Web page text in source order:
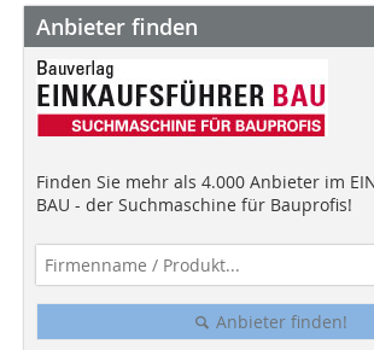
Anbieter finden
Finden Sie mehr als 4.000 Anbieter im
BAU - der Suchmaschine für Bauprofis!
Anbieter finden!